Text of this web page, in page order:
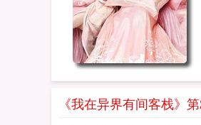
《我在异界有间客栈》